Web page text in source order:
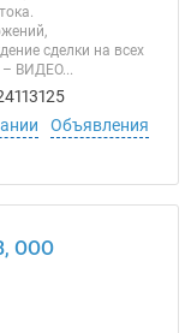
сделки на всех
– ВИДЕО...
Объявления
ООО